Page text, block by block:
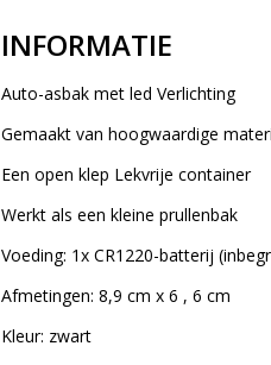
INFORMATIE
Auto-asbak met led Verlichting
Gemaakt van hoogwaardige
Een open klep Lekvrije container
Werkt als een kleine prullenbak
Voeding: 1x CR1220-batterij
Afmetingen: 8,9 cm x 6 , 6 cm
Kleur: zwart